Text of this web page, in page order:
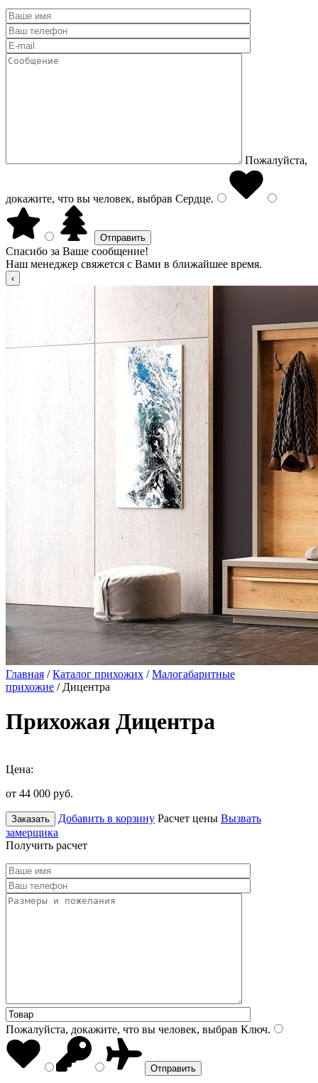
Пожалуйста,
докажите, что вы человек, выбрав Сердце.
Спасибо за Ваше сообщение!
Наш менеджер свяжется с Вами в ближайшее время.
Главная /Каталог прихожих /Малогабаритные
прихожие / Дицентра
Прихожая Дицентра
Цена:
от 44 000 руб.
Заказать Добавить в корзину Расчет цены Вызвать
замерщика
Получить расчет
Пожалуйста, докажите, что вы человек, выбрав Ключ.